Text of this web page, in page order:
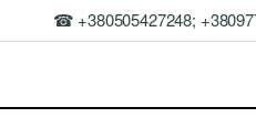
☎ +380505427248;